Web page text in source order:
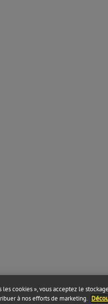
les cookies », vous acceptez le
à nos efforts de marketing.